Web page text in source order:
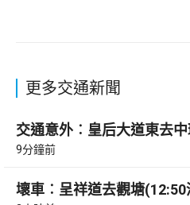
更多交通新聞
交通意外︰皇后大道東去
9分鐘前
壞車︰呈祥道去觀塘(12:50